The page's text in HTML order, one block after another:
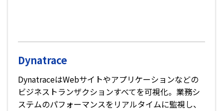
Dynatrace
DynatraceはWebサイトやアプリケーションなどの
ビジネストランザクションすべてを可視化。業務シ
ステムのパフォーマンスをリアルタイムに監視し、